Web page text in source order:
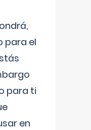
para el
para ti
en